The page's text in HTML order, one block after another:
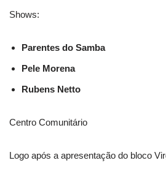
Shows:
Parentes do Samba
Pele Morena
Rubens Netto
Centro Comunitário
Logo após a apresentação do bloco